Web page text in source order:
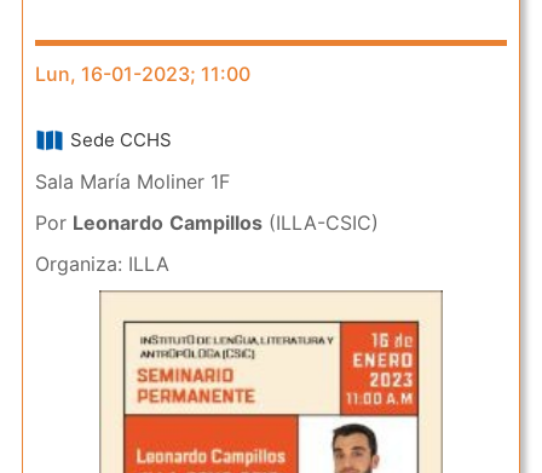
Lun, 16-01-2023; 11:00
Sede CCHS
Sala María Moliner 1F
Por Leonardo Campillos(ILLA-CSIC)
Organiza: ILLA